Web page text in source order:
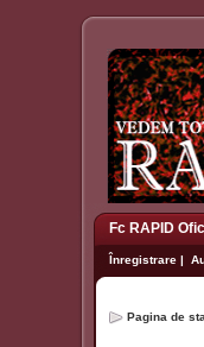
Fc RAPID
Înregistrare |
Pagina de